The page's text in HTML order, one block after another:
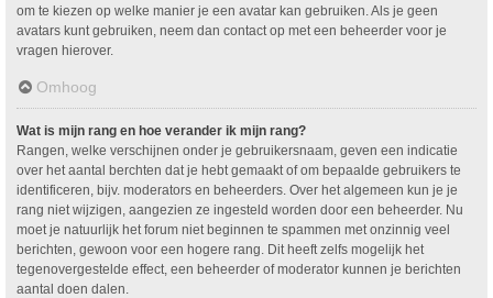
om te kiezen op welke manier je een avatar kan gebruiken. Als je geen
avatars kunt gebruiken, neem dan contact op met een beheerder voor je
vragen hierover.
Omhoog
Wat is mijn rang en hoe verander ik mijn rang?
Rangen, welke verschijnen onder je gebruikersnaam, geven een indicatie
over het aantal berchten dat je hebt gemaakt of om bepaalde gebruikers te
identificeren, bijv. moderators en beheerders. Over het algemeen kun je je
rang niet wijzigen, aangezien ze ingesteld worden door een beheerder. Nu
moet je natuurlijk het forum niet beginnen te spammen met onzinnig veel
berichten, gewoon voor een hogere rang. Dit heeft zelfs mogelijk het
tegenovergestelde effect, een beheerder of moderator kunnen je berichten
aantal doen dalen.